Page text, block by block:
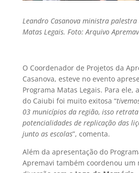
Leandro Casanova ministra
Matas Legais. Foto: Arquivo
O Coordenador de Projetos da
Casanova, esteve no evento
Programa Matas Legais. Para ele,
do Caiubi foi muito exitosa “
03 municípios da região, isso
potencialidades de replicação das
junto as escolas”, comenta.
Além da apresentação do
Apremavi também coordenou um